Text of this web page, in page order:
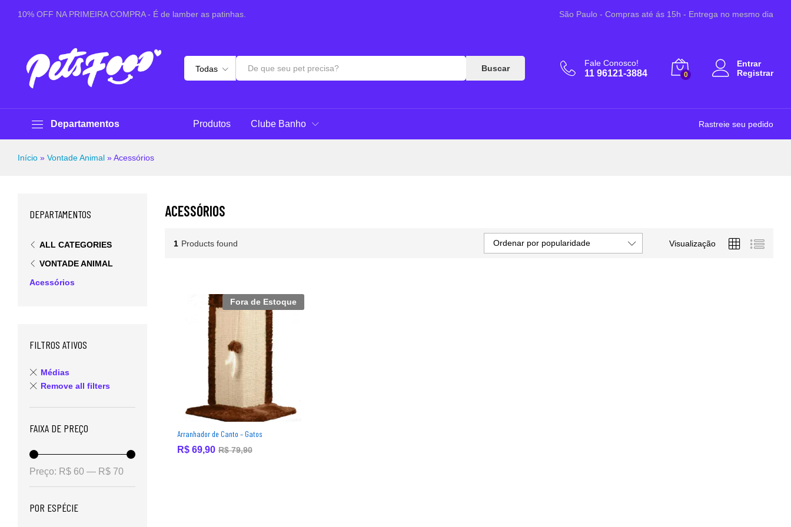
10% OFF NA PRIMEIRA COMPRA - É de lamber as patinhas. São Paulo - Compras até ás 15h - Entrega no mesmo dia
Todas Buscar
Fale Conosco!
11 96121-3884 0
Entrar
Registrar
Departamentos Produtos Clube Banho Rastreie seu pedido
Início » Vontade Animal »Acessórios
ACESSÓRIOS
1 Products found Visualização
Ordenar por popularidade
Fora de Estoque
Arranhador de Canto – Gatos
R$69,90 R$79,90
R$69,90 R$79,90
DEPARTAMENTOS
ALL CATEGORIES
VONTADE ANIMAL
Acessórios
FILTROS ATIVOS
Médias
Remove all filters
FAIXA DE PREÇO
Preço: R$ 60 — R$ 70
POR ESPÉCIE